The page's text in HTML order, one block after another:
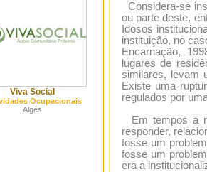
Viva Social
Ocupacionais
Algés
Considera-se
ou parte deste,
Idosos
instituição, no
Encarnação,
lugares de
similares, levam
Existe uma
regulados por
Em tempos a
responder,
fosse um
fosse um
era a